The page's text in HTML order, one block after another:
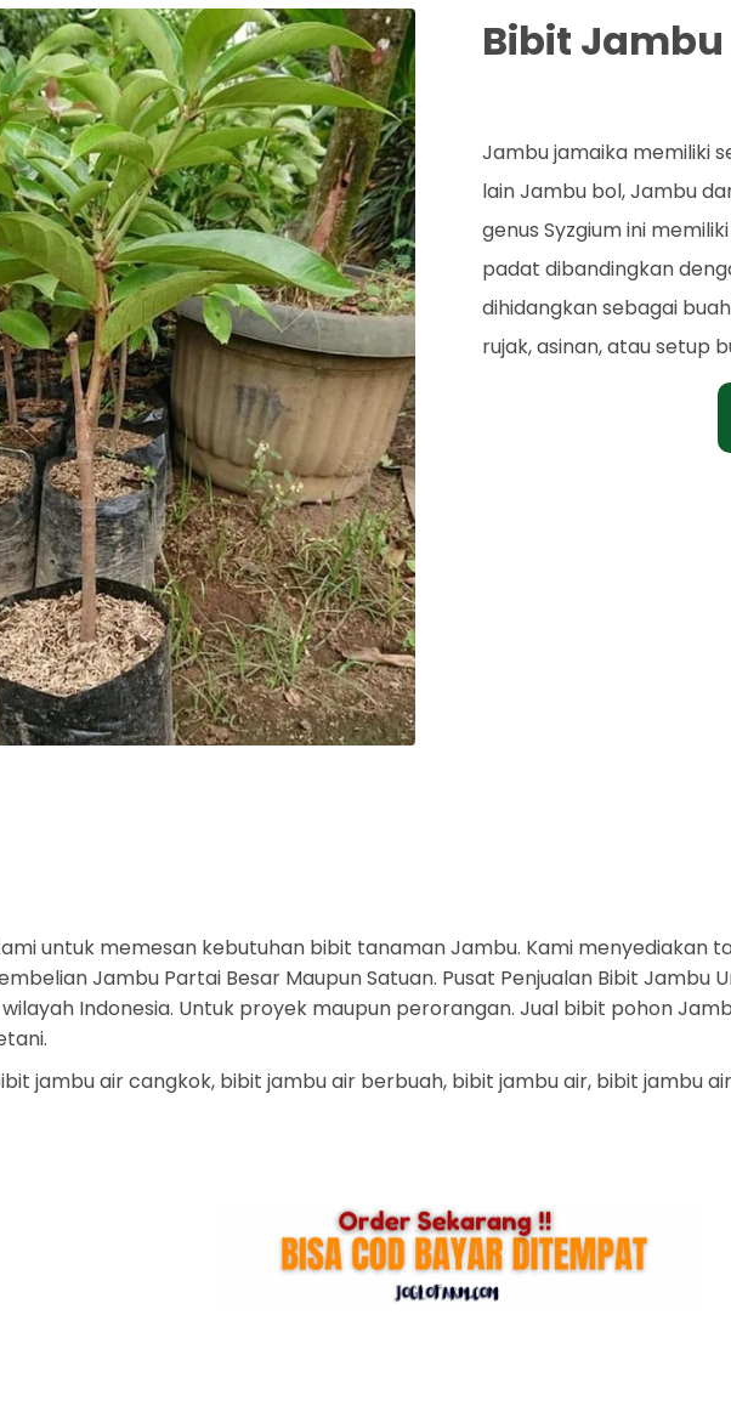
Bibit
Jambu jamaika memiliki
lain Jambu bol, Jambu
genus Syzgium ini
padat dibandingkan
dihidangkan sebagai
rujak, asinan, atau setup
untuk memesan kebutuhan bibit tanaman Jambu. Kami menyediakan
Jambu Partai Besar Maupun Satuan. Pusat Penjualan Bibit Jambu
Indonesia. Untuk proyek maupun perorangan. Jual bibit pohon
jambu air cangkok, bibit jambu air berbuah, bibit jambu air, bibit jambu